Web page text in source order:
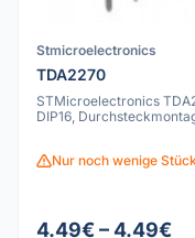
Stmicroelectronics
TDA2270
STMicroelectronics
DIP16,
Nur noch wenige
4.49€ – 4.49€